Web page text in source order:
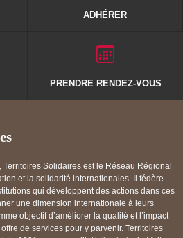
ADHÉRER
PRENDRE RENDEZ-VOUS
Territoires Solidaires est le Réseau Régional
et la solidarité internationales. Il fédère
qui développent des actions dans ces
une dimension internationale à leurs
objectif d’améliorer la qualité et l’impact
de services pour y parvenir. Territoires